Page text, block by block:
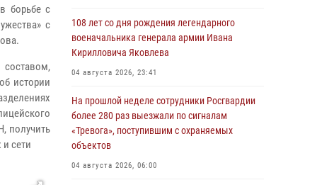
борьбе с
с
составом,
истории
получить
сети
108 лет со дня рождения легендарного
военачальника генерала армии Ивана
Кирилловича Яковлева
04 августа 2026, 23:41
На прошлой неделе сотрудники Росгвардии
более 280 раз выезжали по сигналам
«Тревога», поступившим с охраняемых
объектов
04 августа 2026, 06:00